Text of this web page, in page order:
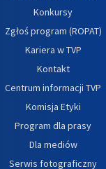
Konkursy
Zgłoś program (ROPAT)
Kariera w TVP
Kontakt
Centrum informacji TVP
Komisja Etyki
Program dla prasy
Dla mediów
Serwis fotograficzny